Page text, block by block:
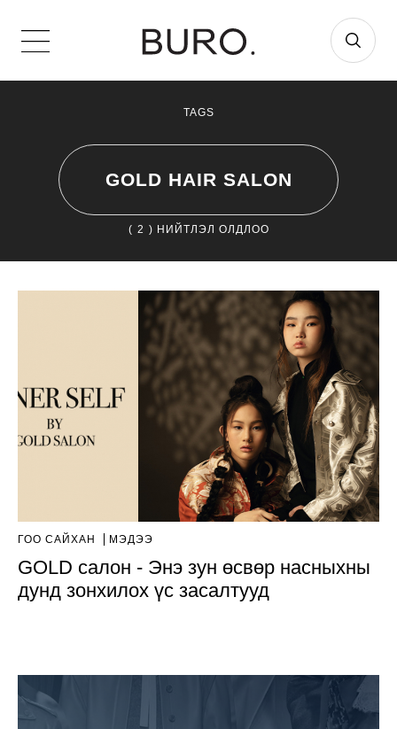
TAGS
GOLD HAIR SALON
( 2 ) НИЙТЛЭЛ ОЛДЛОО
ГОО САЙХАН МЭДЭЭ
GOLD салон - Энэ зун өсвөр насныхны
дунд зонхилох үс засалтууд